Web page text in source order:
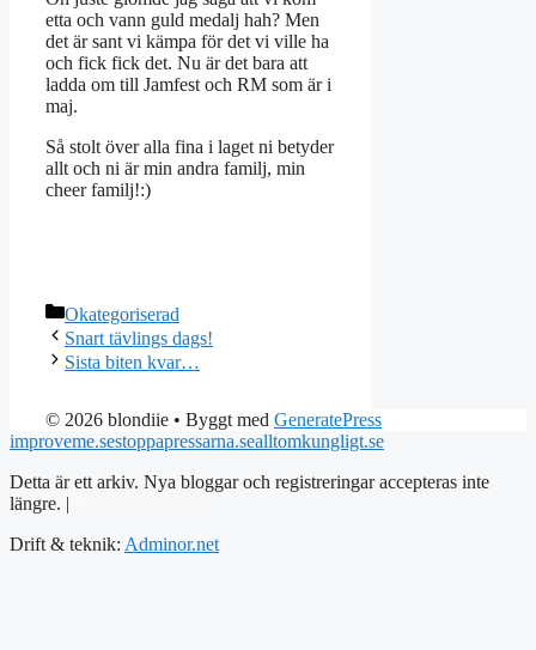
etta och vann guld medalj hah? Men
det är sant vi kämpa för det vi ville ha
och fick fick det. Nu är det bara att
ladda om till Jamfest och RM som är i
maj.
Så stolt över alla fina i laget ni betyder
allt och ni är min andra familj, min
cheer familj!:)
Kategorier
Okategoriserad
Snart tävlings dags!
Sista biten kvar…
© 2026 blondiie • Byggt med GeneratePress
improveme.sestoppapressarna.sealltomkungligt.se
Detta är ett arkiv. Nya bloggar och registreringar accepteras inte
längre. |
Drift & teknik: Adminor.net